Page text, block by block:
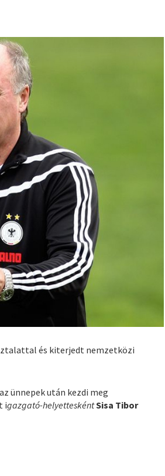
és kiterjedt nemzetközi
ünnepek után kezdi meg
igazgató-helyetteskéntSisa Tibor